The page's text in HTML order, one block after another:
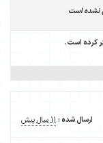
نشده است
ارسال شده : 11 سال پیش